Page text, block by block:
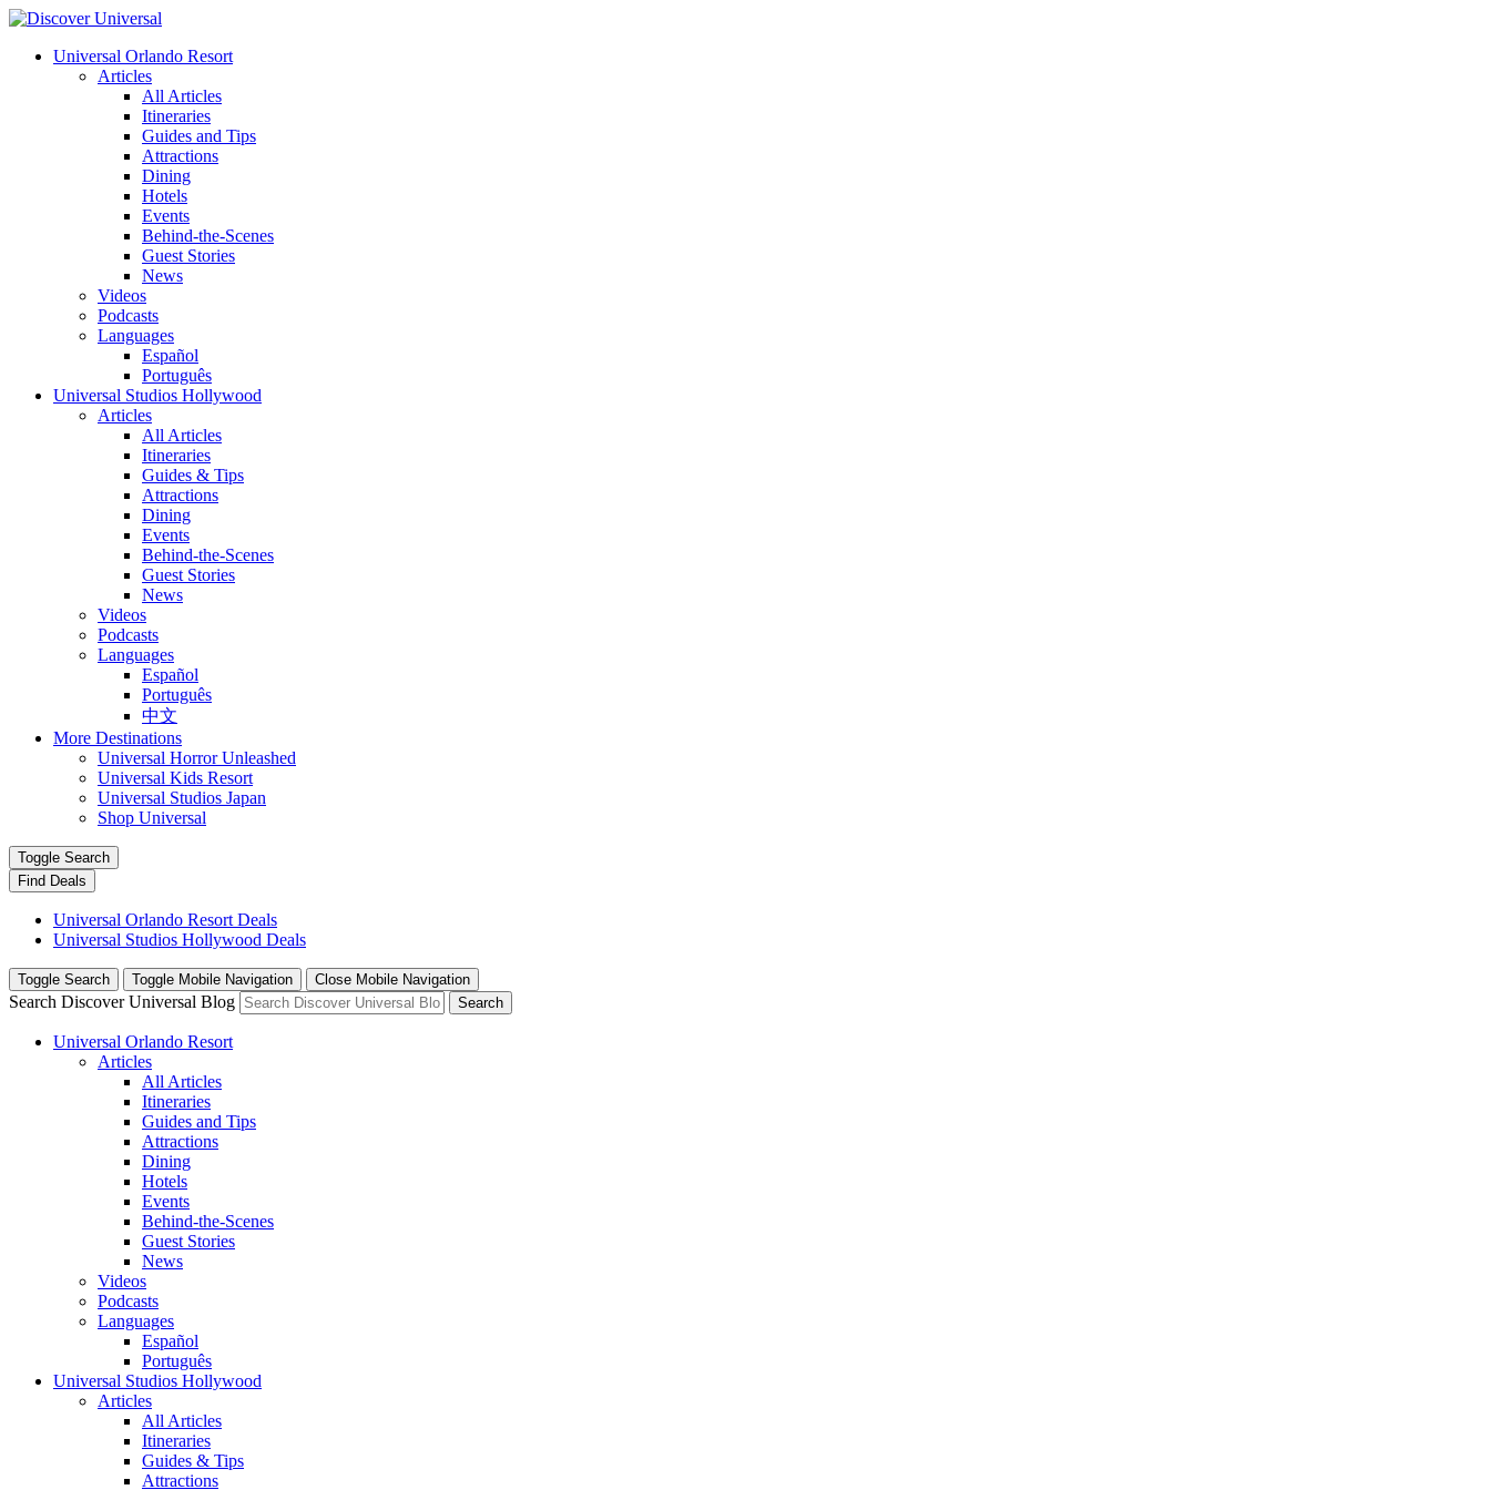
Universal Orlando Resort
Articles
All Articles
Itineraries
Guides and Tips
Attractions
Dining
Hotels
Events
Behind-the-Scenes
Guest Stories
News
Videos
Podcasts
Languages
Español
Português
Universal Studios Hollywood
Articles
All Articles
Itineraries
Guides & Tips
Attractions
Dining
Events
Behind-the-Scenes
Guest Stories
News
Videos
Podcasts
Languages
Español
Português
中文
More Destinations
Universal Horror Unleashed
Universal Kids Resort
Universal Studios Japan
Shop Universal
Toggle Search
Find Deals
Universal Orlando Resort Deals
Universal Studios Hollywood Deals
Toggle Search Toggle Mobile Navigation Close Mobile Navigation
Search Discover Universal Blog Search
Universal Orlando Resort
Articles
All Articles
Itineraries
Guides and Tips
Attractions
Dining
Hotels
Events
Behind-the-Scenes
Guest Stories
News
Videos
Podcasts
Languages
Español
Português
Universal Studios Hollywood
Articles
All Articles
Itineraries
Guides & Tips
Attractions